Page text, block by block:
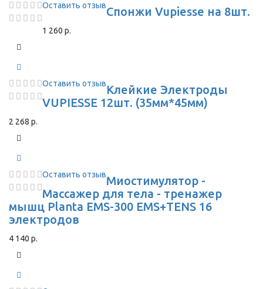
Оставить отзывСпонжи Vupiesse на 8шт.
1 260 р.
Оставить отзывКлейкие Электроды
VUPIESSE 12шт. (35мм*45мм)
2 268 р.
Оставить отзывМиостимулятор -
Массажер для тела - тренажер
мышц Planta EMS-300 EMS+TENS 16
электродов
4 140 р.